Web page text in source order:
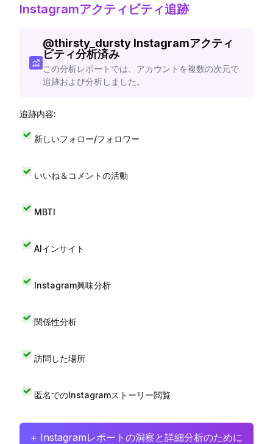
Instagramアクティビティ追跡
@thirsty_dursty Instagramアクティ
ビティ分析済み
この分析レポートでは、アカウントを複数の次元で
追跡および分析しました。
追跡内容:
新しいフォロー/フォロワー
いいね＆コメントの活動
MBTI
AIインサイト
Instagram興味分析
関係性分析
訪問した場所
匿名でのInstagramストーリー閲覧
+ Instagramレポートの洞察と詳細分析のために